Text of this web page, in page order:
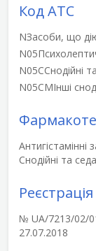
Код АТС
NЗасоби, що
N05
N05CСнодійні
N05CMІнші
Снодійні та
Реєстрація
№ UA/7213/02/
27.07.2018